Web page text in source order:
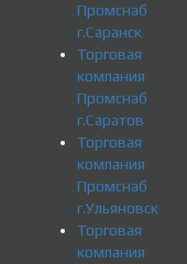
Промснаб
г.Саранск
Торговая
компания
Промснаб
г.Саратов
Торговая
компания
Промснаб
г.Ульяновск
Торговая
компания